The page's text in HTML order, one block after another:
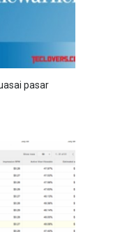
pasar